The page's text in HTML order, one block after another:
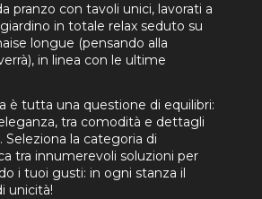
pranzo con tavoli unici, lavorati a
in totale relax seduto su
longue (pensando alla
in linea con le ultime
è tutta una questione di equilibri:
tra comodità e dettagli
Seleziona la categoria di
tra innumerevoli soluzioni per
i tuoi gusti: in ogni stanza il
unicità!